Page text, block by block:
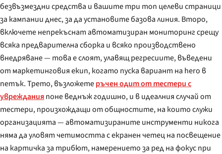
безвъзмездни средства и вашите три топ целеви страници
за кампании днес, за да установите базова линия. Второ,
включете непрекъснат автоматизиран мониторинг срещу
всяка предварителна сборка и всяко производствено
внедряване — това е слоят, улавящ регресиите, въведени
от маркетинговия екип, когато пуска вариант на hero в
петък. Трето, възложетеръчен одит от тестери с
уврежданияпоне веднъж годишно, и в идеалния случай от
тестери, произхождащи от общностите, на които служи
организацията — автоматизираните инструменти никога
няма да уловят четимостта с екранен четец на посвещение
на картичка за трибют, намерението за ред на фокус при